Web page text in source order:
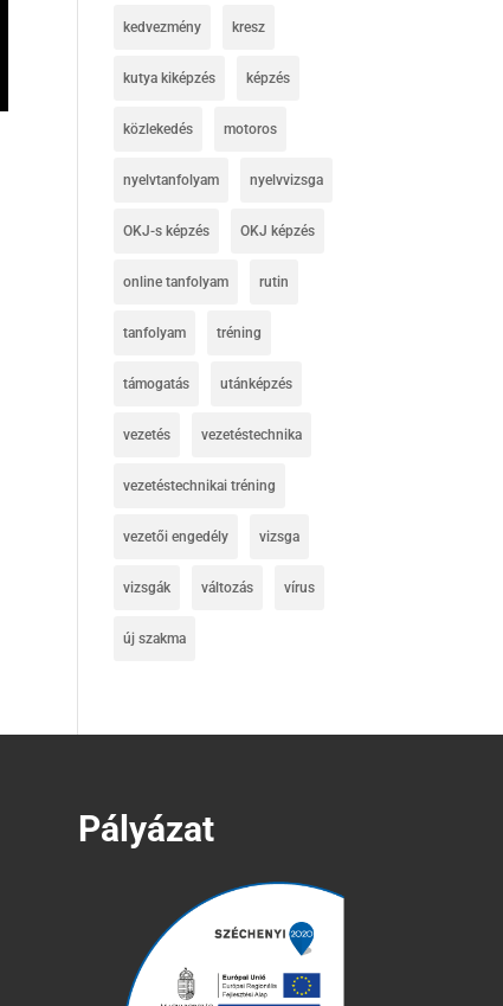
kedvezmény kresz
kutya kiképzés képzés
közlekedés motoros
nyelvtanfolyam nyelvvizsga
OKJ-s képzés OKJ képzés
online tanfolyam rutin
tanfolyam tréning
támogatás utánképzés
vezetés vezetéstechnika
vezetéstechnikai tréning
vezetői engedély vizsga
vizsgák változás vírus
új szakma
Pályázat